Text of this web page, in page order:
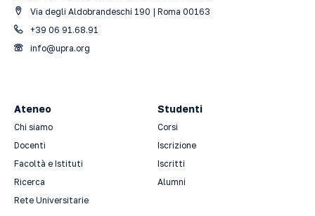
Via degli Aldobrandeschi 190 | Roma 00163
+39 06 91.68.91
info@upra.org
Ateneo
Chi siamo
Docenti
Facoltà e Istituti
Ricerca
Rete Universitarie
Studenti
Corsi
Iscrizione
Iscritti
Alumni